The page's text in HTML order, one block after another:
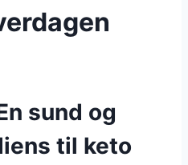
sund og
til keto